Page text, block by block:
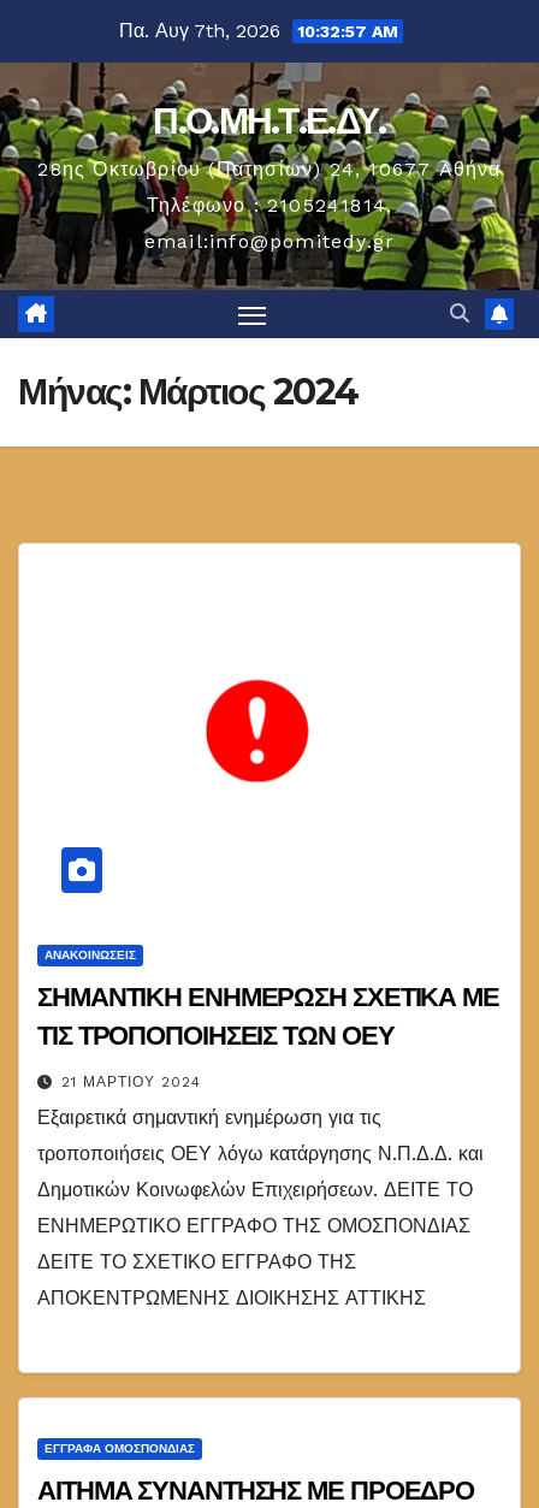
περιεχόμενο
Πα. Αυγ 7th, 2026 10:32:58 AM
Π.Ο.ΜΗ.Τ.Ε.ΔΥ.
28ης Οκτωβρίου (Πατησίων) 24, 10677 Aθήνα
Τηλέφωνο : 2105241814,
email:info@pomitedy.gr
Μήνας: Μάρτιος 2024
ΑΝΑΚΟΙΝΏΣΕΙΣ
ΣΗΜΑΝΤΙΚΗ ΕΝΗΜΕΡΩΣΗ ΣΧΕΤΙΚΑ ΜΕ
ΤΙΣ ΤΡΟΠΟΠΟΙΗΣΕΙΣ ΤΩΝ ΟΕΥ
21 ΜΑΡΤΊΟΥ 2024
Εξαιρετικά σημαντική ενημέρωση για τις
τροποποιήσεις ΟΕΥ λόγω κατάργησης Ν.Π.Δ.Δ. και
Δημοτικών Κοινωφελών Επιχειρήσεων. ΔΕΙΤΕ ΤΟ
ΕΝΗΜΕΡΩΤΙΚΟ ΕΓΓΡΑΦΟ ΤΗΣ ΟΜΟΣΠΟΝΔΙΑΣ
ΔΕΙΤΕ ΤΟ ΣΧΕΤΙΚΟ ΕΓΓΡΑΦΟ ΤΗΣ
ΑΠΟΚΕΝΤΡΩΜΕΝΗΣ ΔΙΟΙΚΗΣΗΣ ΑΤΤΙΚΗΣ
ΕΓΓΡΑΦΑ ΟΜΟΣΠΟΝΔΙΑΣ
ΑΙΤΗΜΑ ΣΥΝΑΝΤΗΣΗΣ ΜΕ ΠΡΟΕΔΡΟ